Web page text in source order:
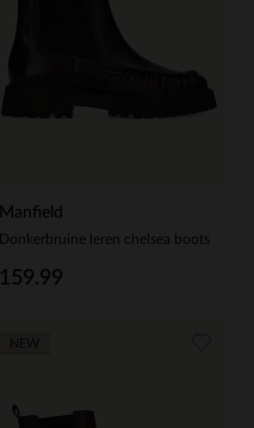
Manfield
Donkerbruine leren chelsea boots
159.99